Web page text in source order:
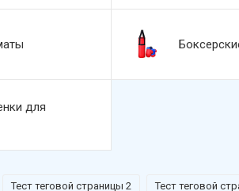
для
Тест теговой страницы 2 Тест теговой